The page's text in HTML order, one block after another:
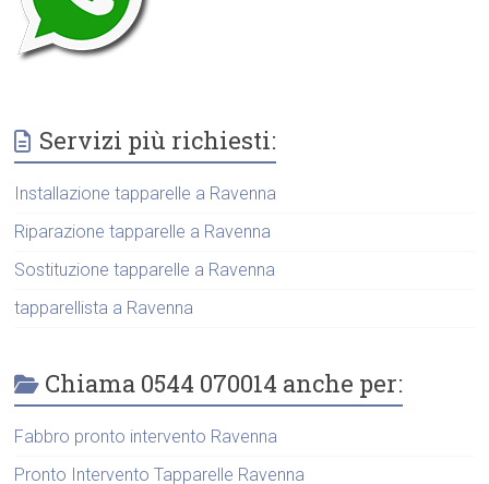
Servizi più richiesti:
Installazione tapparelle a Ravenna
Riparazione tapparelle a Ravenna
Sostituzione tapparelle a Ravenna
tapparellista a Ravenna
Chiama 0544 070014 anche per:
Fabbro pronto intervento Ravenna
Pronto Intervento Tapparelle Ravenna